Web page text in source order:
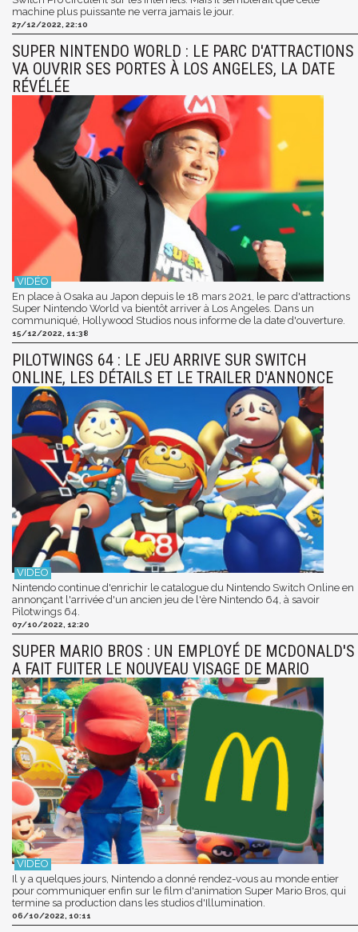
machine plus puissante ne verra jamais le jour.
27/12/2022, 22:10
SUPER NINTENDO WORLD : LE PARC D'ATTRACTIONS
VA OUVRIR SES PORTES À LOS ANGELES, LA DATE
RÉVÉLÉE
En place à Osaka au Japon depuis le 18 mars 2021, le parc d'attractions
Super Nintendo World va bientôt arriver à Los Angeles. Dans un
communiqué, Hollywood Studios nous informe de la date d'ouverture.
15/12/2022, 11:38
PILOTWINGS 64 : LE JEU ARRIVE SUR SWITCH
ONLINE, LES DÉTAILS ET LE TRAILER D'ANNONCE
Nintendo continue d'enrichir le catalogue du Nintendo Switch Online en
annonçant l'arrivée d'un ancien jeu de l'ère Nintendo 64, à savoir
Pilotwings 64.
07/10/2022, 12:20
SUPER MARIO BROS : UN EMPLOYÉ DE MCDONALD'S
A FAIT FUITER LE NOUVEAU VISAGE DE MARIO
Il y a quelques jours, Nintendo a donné rendez-vous au monde entier
pour communiquer enfin sur le film d'animation Super Mario Bros, qui
termine sa production dans les studios d'Illumination.
06/10/2022, 10:11